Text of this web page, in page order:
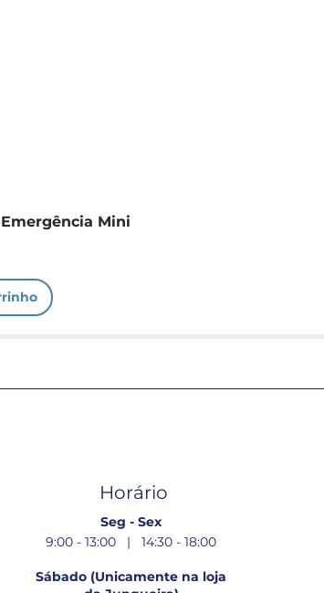
Mini
Horário
Seg - Sex
9:00 - 13:00 | 14:30 - 18:00
Sábado (Unicamente na loja